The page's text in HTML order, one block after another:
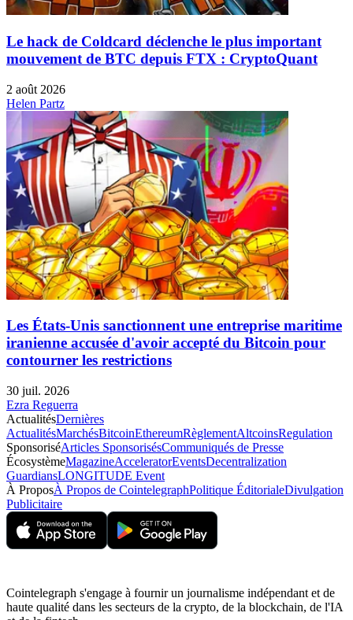
Le hack de Coldcard déclenche le plus important
mouvement de BTC depuis FTX : CryptoQuant
2 août 2026
Helen Partz
Les États-Unis sanctionnent une entreprise maritime
iranienne accusée d'avoir accepté du Bitcoin pour
contourner les restrictions
30 juil. 2026
Ezra Reguerra
ActualitésDernières
ActualitésMarchésBitcoinEthereumRèglementAltcoinsRegulation
SponsoriséArticles SponsorisésCommuniqués de Presse
ÉcosystèmeMagazineAcceleratorEventsDecentralization
GuardiansLONGITUDE Event
À ProposÀ Propos de CointelegraphPolitique ÉditorialeDivulgation
Publicitaire
Cointelegraph s'engage à fournir un journalisme indépendant et de
haute qualité dans les secteurs de la crypto, de la blockchain, de l'IA